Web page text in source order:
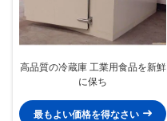
高品質の冷蔵庫 工業用食品を新鮮
に保ち
最もよい価格を得なさい